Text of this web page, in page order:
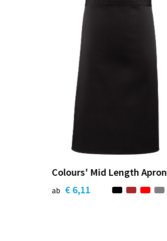
Colours' Mid Length Apron
ab € 6,11